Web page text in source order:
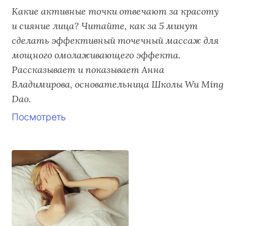
Какие активные точки отвечают за красоту
и сияние лица? Читайте, как за 5 минут
сделать эффективный точечный массаж для
мощного омолаживающего эффекта.
Рассказывает и показывает Анна
Владимирова, основательница Школы Wu Ming
Dao.
Посмотреть